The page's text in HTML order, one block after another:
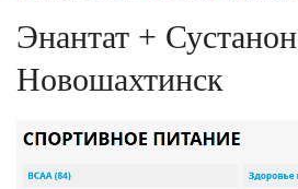
Энантат + Сустанон
Новошахтинск